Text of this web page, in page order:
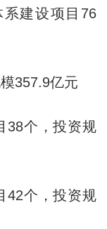
建设项目76
357.9亿元
个，投资规
个，投资规